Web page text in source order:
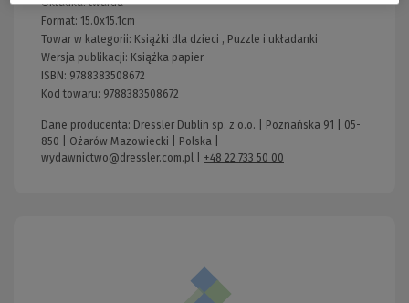
Okładka:twarda
Format: 15.0x15.1cm
Towar w kategorii: Książki dla dzieci , Puzzle i układanki
Wersja publikacji: Książka papier
ISBN: 9788383508672
Kod towaru: 9788383508672
Dane producenta: Dressler Dublin sp. z o.o. | Poznańska 91 | 05-
850 | Ożarów Mazowiecki | Polska |
wydawnictwo@dressler.com.pl
+48 22 733 50 00